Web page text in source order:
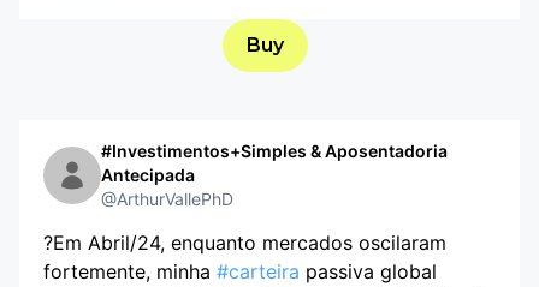
Buy
#Investimentos+Simples & Aposentadoria
Antecipada
@ArthurVallePhD
?Em Abril/24, enquanto mercados oscilaram
fortemente, minha #carteira passiva global